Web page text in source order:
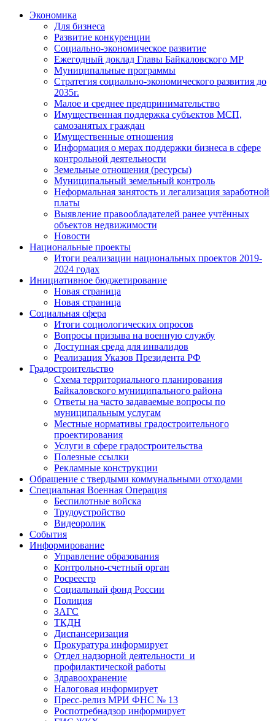
Экономика
Для бизнеса
Развитие конкуренции
Социально-экономическое развитие
Ежегодный доклад Главы Байкаловского МР
Муниципальные программы
Стратегия социально-экономического развития до
2035г.
Малое и среднее предпринимательство
Имущественная поддержка субъектов МСП,
самозанятых граждан
Имущественные отношения
Информация о мерах поддержки бизнеса в сфере
контрольной деятельности
Земельные отношения (ресурсы)
Муниципальный земельный контроль
Неформальная занятость и легализация заработной
платы
Выявление правообладателей ранее учтённых
объектов недвижимости
Новости
Национальные проекты
Итоги реализации национальных проектов 2019-
2024 годах
Инициативное бюджетирование
Новая страница
Новая страница
Социальная сфера
Итоги социологических опросов
Вопросы призыва на военную службу
Доступная среда для инвалидов
Реализация Указов Президента РФ
Градостроительство
Схема территориального планирования
Байкаловского муниципального района
Ответы на часто задаваемые вопросы по
муниципальным услугам
Местные нормативы градостроительного
проектирования
Услуги в сфере градостроительства
Полезные ссылки
Рекламные конструкции
Обращение с твердыми коммунальными отходами
Специальная Военная Операция
Беспилотные войска
Трудоустройство
Видеоролик
События
Информирование
Управление образования
Контрольно-счетный орган
Росреестр
Социальный фонд России
Полиция
ЗАГС
ТКДН
Диспансеризация
Прокуратура информирует
Отдел надзорной деятельности и
профилактической работы
Здравоохранение
Налоговая информирует
Пресс-релиз МРИ ФНС № 13
Роспотребнадзор информирует